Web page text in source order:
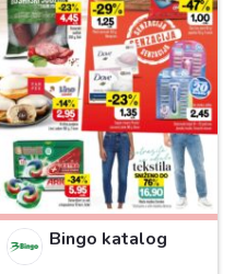
Bingo katalog